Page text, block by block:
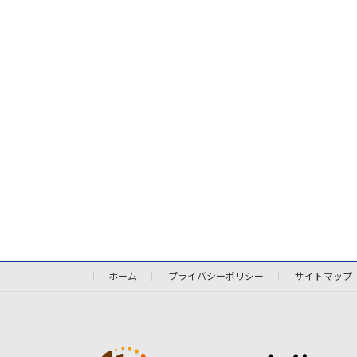
ホーム プライバシーポリシー サイトマップ